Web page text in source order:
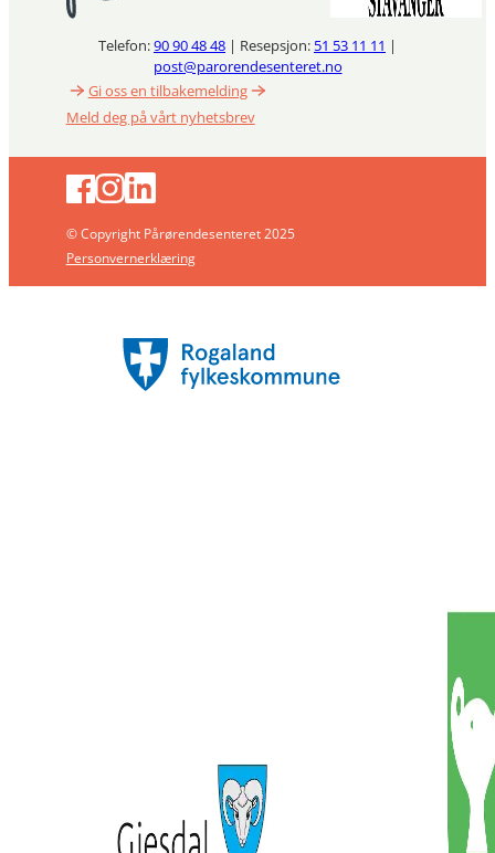
Telefon:90 90 48 48 | Resepsjon: 51 53 11 11 |
post@parorendesenteret.no
Gi oss en tilbakemelding
Meld deg på vårt nyhetsbrev
© Copyright Pårørendesenteret 2025
Personvernerklæring